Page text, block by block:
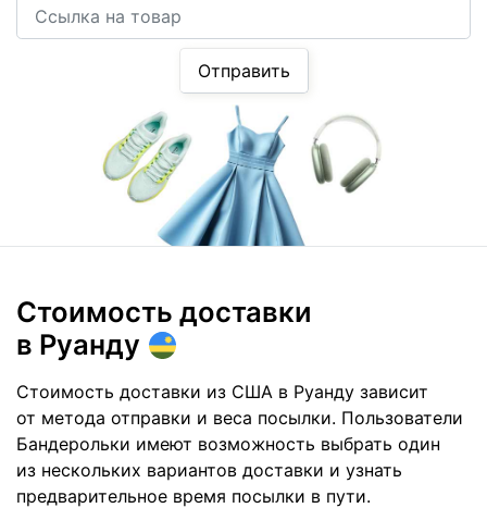
Отправить
Стоимость доставки
в Руанду
Стоимость доставки из США в Руанду зависит
от метода отправки и веса посылки. Пользователи
Бандерольки имеют возможность выбрать один
из нескольких вариантов доставки и узнать
предварительное время посылки в пути.